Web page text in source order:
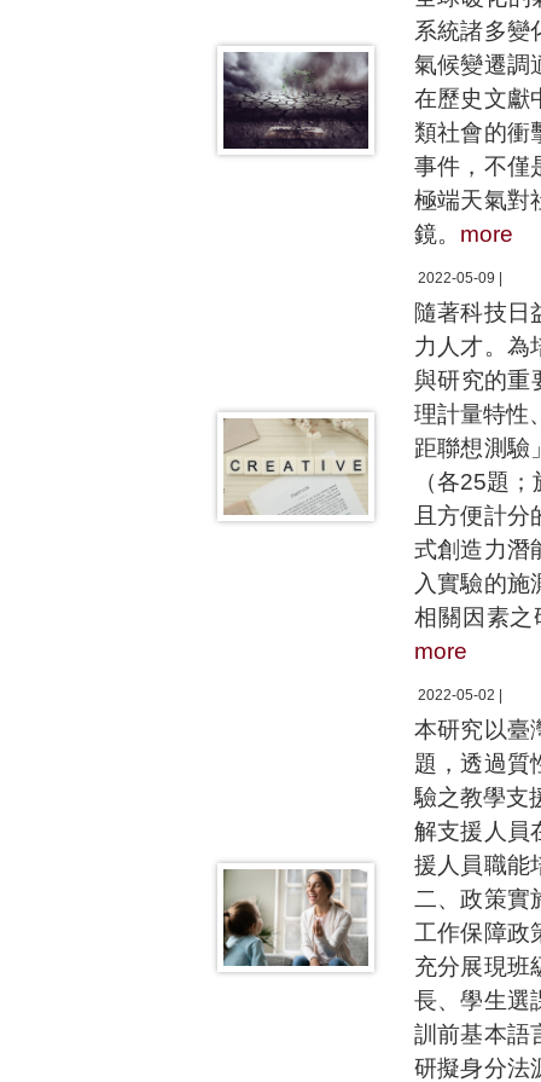
系統諸多變
氣候變遷調
在歷史文獻
類社會的衝
事件，不僅
極端天氣對
鏡。 more
2022-05-09 |
隨著科技日
力人才。為
與研究的重
理計量特性
距聯想測驗
（各25題
且方便計
式創造力潛
入實驗的
相關因素之
more
2022-05-02 |
本研究以臺
題，透過質
驗之教學支
解支援人員
援人員職能
二、政策實
工作保障政
充分展現班
長、學生選
訓前基本語
研擬身分法